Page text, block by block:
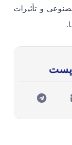
و تأثیرات
پست